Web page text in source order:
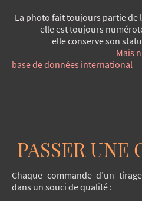
La photo fait toujours partie de
elle est toujours
elle conserve son
Mais
base de données international
PASSER UNE
Chaque commande d’un
dans un souci de qualité :